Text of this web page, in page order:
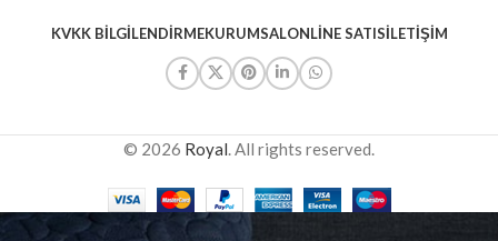
KVKK BILGILENDIRMEKURUMSALONLINE SATISİLETIŞIM
© 2026 Royal. All rights reserved.